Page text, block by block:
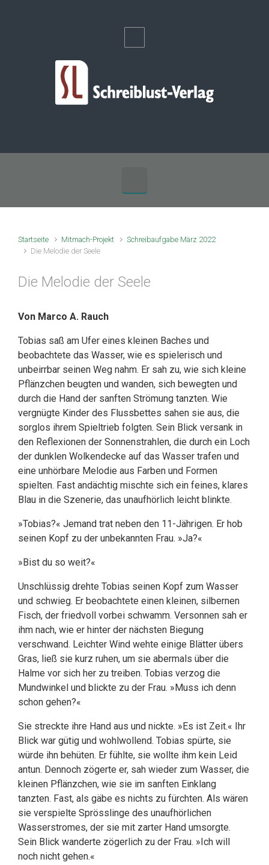
Startseite Mitmach-Projekt
Schreibaufgabe März 2022
Die Melodie der Seele
Die Melodie der Seele
Von Marco A. Rauch
Tobias saß am Ufer eines kleinen Baches und
beobachtete das Wasser, wie es spielerisch und
unbeirrbar seinen Weg nahm. Er sah zu, wie sich kleine
Pflänzchen beugten und wanden, sich bewegten und
durch die Hand der sanften Strömung tanzten. Wie
vergnügte Kinder des Flussbettes sahen sie aus, die
sorglos ihrem Spieltrieb folgten. Sein Blick versank in
den Reflexionen der Sonnenstrahlen, die durch ein Loch
der dunklen Wolkendecke auf das Wasser trafen und
eine unhörbare Melodie aus Farben und Formen
spielten. Fast andächtig mischte sich ein feines, klares
Blau in die Szenerie, das unaufhörlich leicht blinkte.
»Tobias?« Jemand trat neben den 11-Jährigen. Er hob
seinen Kopf zu der unbekannten Frau. »Ja?«
»Bist du so weit?«
Unschlüssig drehte Tobias seinen Kopf zum Wasser
und schwieg. Er beobachtete einen kleinen, silbernen
Fisch, der friedvoll vorbei schwamm. Versonnen sah er
ihm nach, wie er hinter der nächsten Biegung
verschwand. Leichter Wind wehte einige Blätter übers
Gras, ließ sie kurz ruhen, um sie abermals über die
Halme vor sich her zu treiben. Tobias verzog die
Mundwinkel und blickte zu der Frau. »Muss ich denn
schon gehen?«
Sie streckte ihre Hand aus und nickte. »Es ist Zeit.« Ihr
Blick war gütig und wohlwollend. Tobias spürte, sie
würde ihn behüten. Er fühlte, sie wollte ihm kein Leid
antun. Dennoch zögerte er, sah wieder zum Wasser, die
kleinen Pflänzchen, wie sie im sanften Einklang
tanzten. Fast, als gäbe es nichts zu fürchten. Als wären
sie verspielte Sprösslinge des unaufhörlichen
Wasserstromes, der sie mit zarter Hand umsorgte.
Sein Blick wanderte zögerlich zu der Frau. »Ich will
noch nicht gehen.«